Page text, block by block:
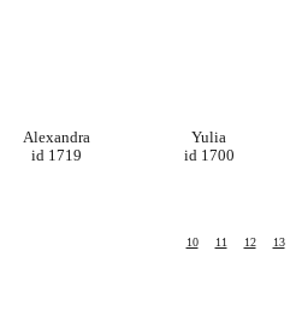
Alexandra
id 1719
Yulia
id 1700
10 11 12 13